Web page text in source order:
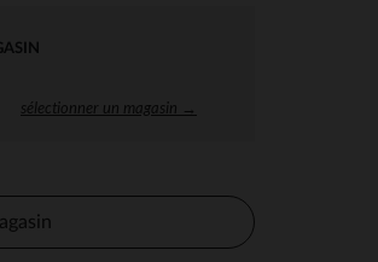
sélectionner un magasin →